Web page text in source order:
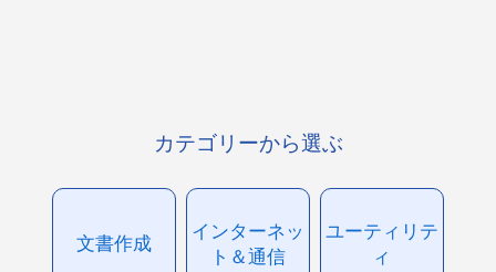
カテゴリーから選ぶ
文書作成
インターネッ
ト＆通信
ユーティリテ
ィ